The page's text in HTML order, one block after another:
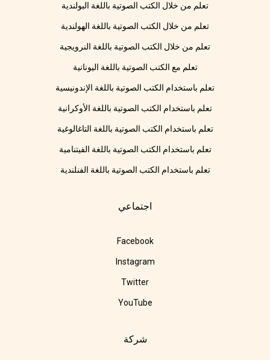
تعلم من خلال الكتب الصوتية باللغة البولندية
تعلم من خلال الكتب الصوتية باللغة الهولندية
تعلم من خلال الكتب الصوتية باللغة النرويجية
تعلم مع الكتب الصوتية باللغة اليونانية
تعلم باستخدام الكتب الصوتية باللغة الإندونيسية
تعلم باستخدام الكتب الصوتية باللغة الأوكرانية
تعلم باستخدام الكتب الصوتية باللغة التاغالوغية
تعلم باستخدام الكتب الصوتية باللغة الفيتنامية
تعلم باستخدام الكتب الصوتية باللغة الفنلندية
اجتماعي
Facebook
Instagram
Twitter
YouTube
شركة